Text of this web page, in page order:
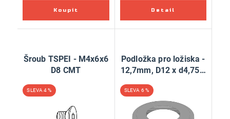
Šroub TSPEI - M4x6x6
D8 CMT
4 %
Podložka pro ložiska -
12,7mm, D12 x d4,75 x
6 %